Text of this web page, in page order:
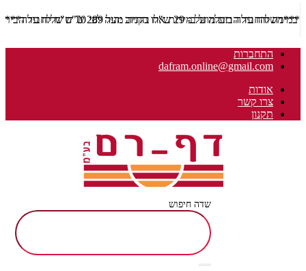
***משלוח עד הבית מוזל ב- 29 ש"ח בקניה מעל 289 ש"ח שליח עד הבית ***
התחברות
dafram.online@gmail.com
אודות
צרו קשר
תקנון
שדה חיפוש